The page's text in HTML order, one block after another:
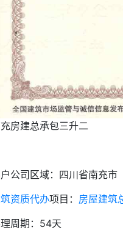
房建总承包三升二
公司区域：四川省南充市
资质代办项目： 房屋建筑
周期：54天